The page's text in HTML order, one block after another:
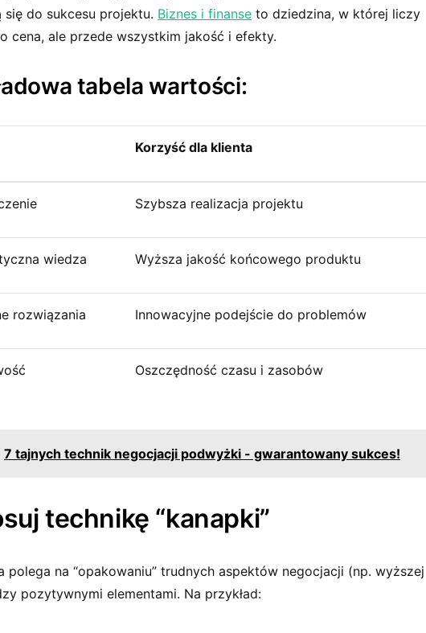
się do sukcesu projektu. Biznes i finanse to dziedzina, w której liczy
cena, ale przede wszystkim jakość i efekty.
tabela wartości:
Korzyść dla klienta
Szybsza realizacja projektu
wiedza Wyższa jakość końcowego produktu
rozwiązania Innowacyjne podejście do problemów
Oszczędność czasu i zasobów
7 tajnych technik negocjacji podwyżki - gwarantowany sukces!
technikę “kanapki”
polega na “opakowaniu” trudnych aspektów negocjacji (np. wyższej
pozytywnymi elementami. Na przykład: